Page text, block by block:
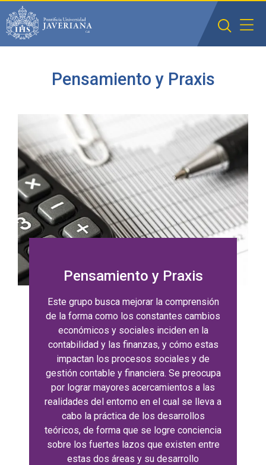
Pensamiento y Praxis
Pensamiento y Praxis
Este grupo busca mejorar la comprensión
de la forma como los constantes cambios
económicos y sociales inciden en la
contabilidad y las finanzas, y cómo estas
impactan los procesos sociales y de
gestión contable y financiera. Se preocupa
por lograr mayores acercamientos a las
realidades del entorno en el cual se lleva a
cabo la práctica de los desarrollos
teóricos, de forma que se logre conciencia
sobre los fuertes lazos que existen entre
estas dos áreas y su desarrollo